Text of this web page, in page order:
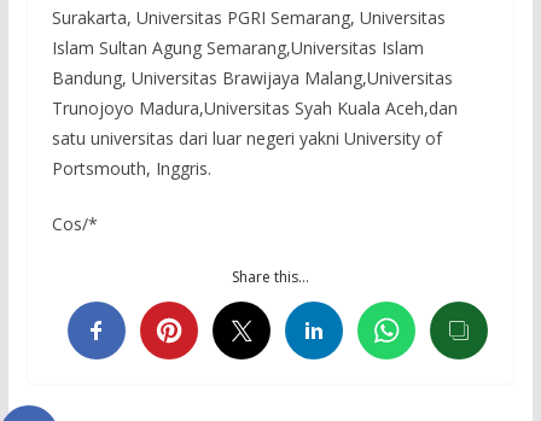
Surakarta, Universitas PGRI Semarang, Universitas
Islam Sultan Agung Semarang,Universitas Islam
Bandung, Universitas Brawijaya Malang,Universitas
Trunojoyo Madura,Universitas Syah Kuala Aceh,dan
satu universitas dari luar negeri yakni University of
Portsmouth, Inggris.
Cos/*
Share this…